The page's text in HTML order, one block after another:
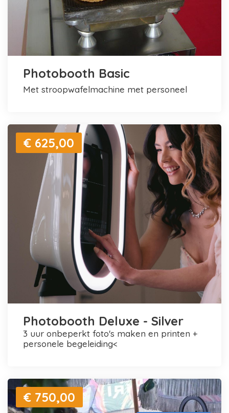
Photobooth Basic
met stroopwafelmachine met personeel
€ 625,00
Photobooth Deluxe - Silver
3 uur onbeperkt foto's maken en printen +
personele begeleiding<
€ 750,00